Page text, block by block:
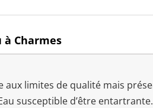
Charmes
limites de qualité mais
susceptible d’être entartrante.